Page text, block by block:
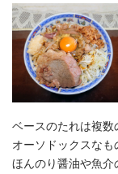
ベースのたれは複数
オーソドックスなも
ほんのり醤油や魚介